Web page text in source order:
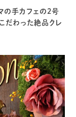
の手カフェの2号
だわった絶品クレ